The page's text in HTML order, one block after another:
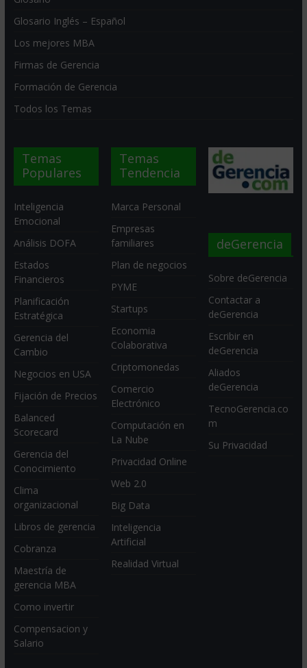
Glosario Inglés – Español
Los mejores MBA
Firmas de Gerencia
Formación de Gerencia
Todos los Temas
Temas
Populares
Inteligencia
Emocional
Análisis DOFA
Estados
Financieros
Planificación
Estratégica
Gerencia del
Cambio
Negocios en USA
Fijación de Precios
Balanced
Scorecard
Gerencia del
Conocimiento
Clima
organizacional
Libros de gerencia
Cobranza
Maestría de
gerencia MBA
Como invertir
Compensacion y
Salario
Temas
Tendencia
Marca Personal
Empresas
familiares
Plan de negocios
PYME
Startups
Economia
Colaborativa
Criptomonedas
Comercio
Electrónico
Computación en
La Nube
Privacidad Online
Web 2.0
Big Data
Inteligencia
Artificial
Realidad Virtual
deGerencia
Sobre deGerencia
Contactar a
deGerencia
Escribir en
deGerencia
Aliados
deGerencia
TecnoGerencia.co
m
Su Privacidad